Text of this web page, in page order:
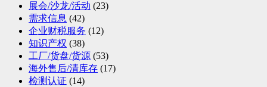
展会/沙龙/活动 (23)
需求信息 (42)
企业财税服务 (12)
知识产权 (38)
工厂/货盘/货源 (53)
海外售后/清库存 (17)
检测认证 (14)